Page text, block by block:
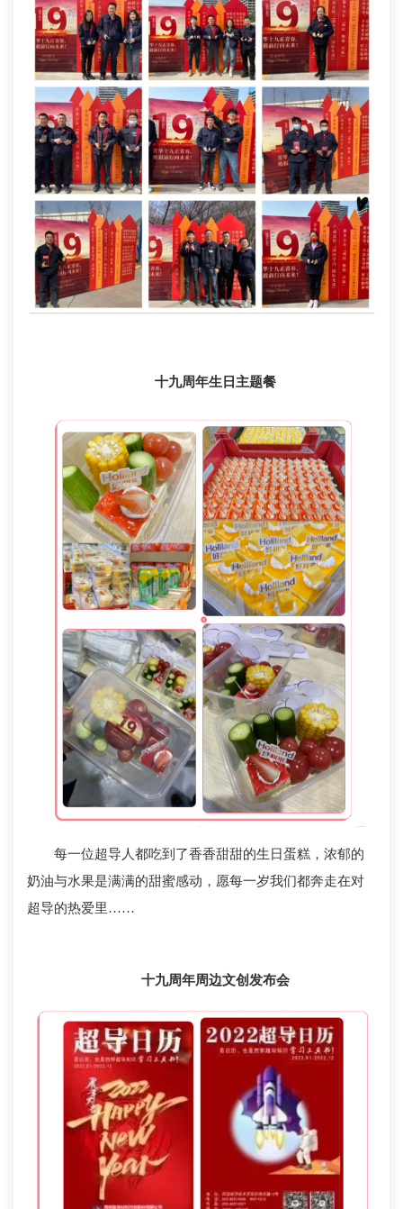
十九周年生日主题餐
每一位超导人都吃到了香香甜甜的生日蛋糕，浓郁的
奶油与水果是满满的甜蜜感动，愿每一岁我们都奔走在对
超导的热爱里……
十九周年周边文创发布会